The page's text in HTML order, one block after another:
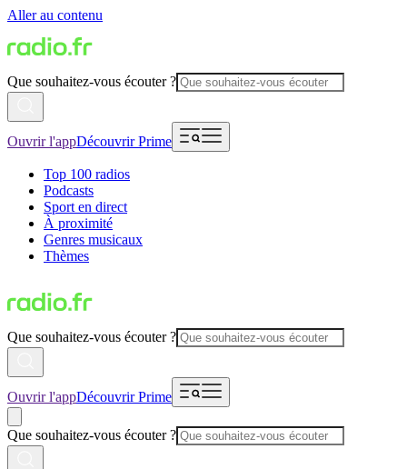
Aller au contenu
Que souhaitez-vous écouter ?
Ouvrir l'appDécouvrir Prime
Top 100 radios
Podcasts
Sport en direct
À proximité
Genres musicaux
Thèmes
Que souhaitez-vous écouter ?
Ouvrir l'appDécouvrir Prime
Que souhaitez-vous écouter ?